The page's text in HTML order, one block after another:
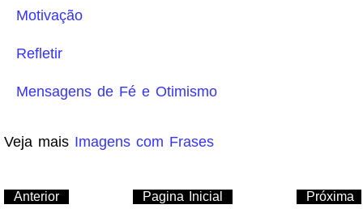
Motivação
Refletir
Mensagens de Fé e Otimismo
Veja mais Imagens com Frases
Anterior Próxima
Pagina Inicial